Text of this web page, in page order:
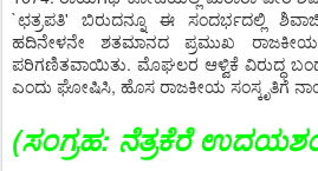
`ಛತ್ರಪತಿ' ಬಿರುದನ್ನೂ ಈ ಸಂದರ್ಭದಲ್ಲಿ
ಹದಿನೇಳನೇ ಶತಮಾನದ ಪ್ರಮುಖ
ಪರಿಗಣಿತವಾಯಿತು. ಮೊಘಲರ ಆಳ್ವಿಕೆ ವಿರುದ್ಧ
ಎಂದು ಘೋಷಿಸಿ, ಹೊಸ ರಾಜಕೀಯ ಸಂಸ್ಕೃತಿಗೆ
(ಸಂಗ್ರಹ: ನೆತ್ರಕೆರೆ